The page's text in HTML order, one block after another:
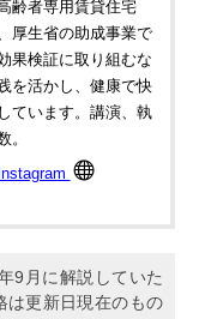
齢者専用賃貸住宅
厚生省の助成事業で
果検証に取り組むな
を活かし、健康で快
ています。講演、執
。
Instagram
9月に解説していた
は更新日現在のもの